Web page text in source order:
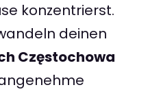
konzentrierst.
deinen
Częstochowa